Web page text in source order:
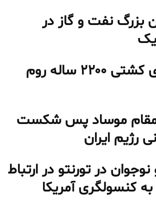
نفت و گاز در
کشف بقایای کشتی ۲۲۰۰ ساله روم
مقام موساد پس شکست
رژیم ایران
در تورنتو در ارتباط
به کنسولگری آمریکا